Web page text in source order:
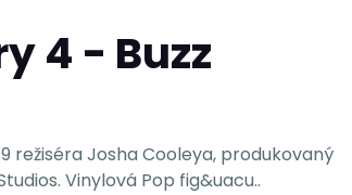
4 - Buzz
režiséra Josha Cooleya, produkovaný
Vinylová Pop fig&uacu..